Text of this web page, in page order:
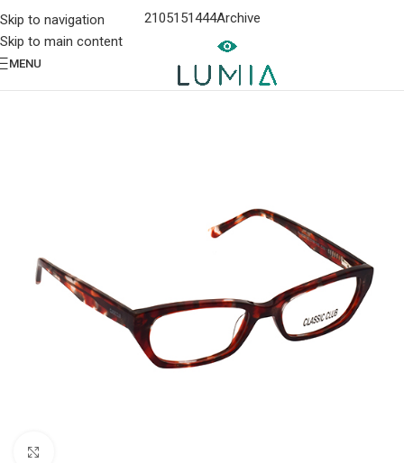
Skip to navigation
Skip to main content
2105151444Archive
MENU